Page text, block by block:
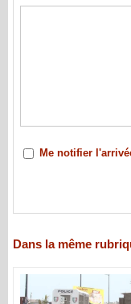
Me notifier
Dans la même